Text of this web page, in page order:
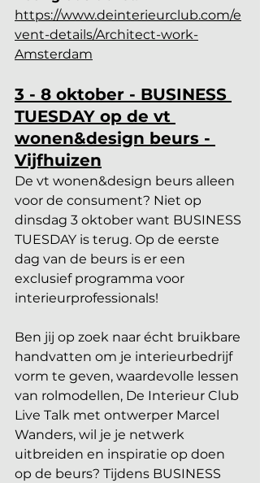
https://www.deinterieurclub.com/e
vent-details/Architect-work-
Amsterdam
3 - 8 oktober - BUSINESS
TUESDAY op de vt
wonen&design beurs -
Vijfhuizen
De vt wonen&design beurs alleen
voor de consument? Niet op
dinsdag 3 oktober want BUSINESS
TUESDAY is terug. Op de eerste
dag van de beurs is er een
exclusief programma voor
interieurprofessionals!
Ben jij op zoek naar écht bruikbare
handvatten om je interieurbedrijf
vorm te geven, waardevolle lessen
van rolmodellen, De Interieur Club
Live Talk met ontwerper Marcel
Wanders, wil je je netwerk
uitbreiden en inspiratie op doen
op de beurs? Tijdens BUSINESS